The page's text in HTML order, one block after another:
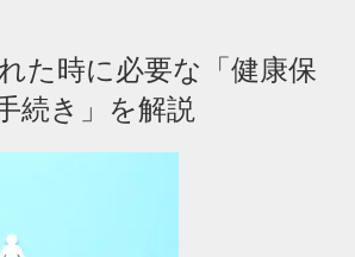
た時に必要な「健康保
続き」を解説